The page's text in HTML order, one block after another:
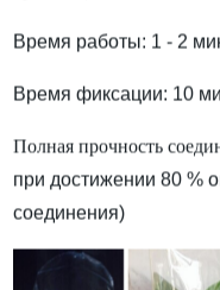
Время работы: 1 - 2
Время фиксации: 10
Полная прочность
при достижении 80 %
соединения)